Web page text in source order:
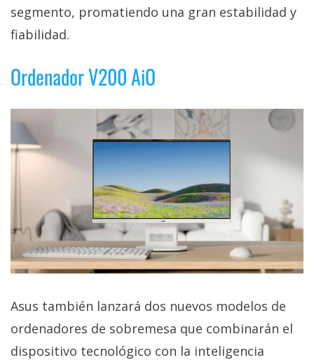
segmento, promatiendo una gran estabilidad y
fiabilidad.
Ordenador V200 AiO
Asus también lanzará dos nuevos modelos de
ordenadores de sobremesa que combinarán el
dispositivo tecnológico con la inteligencia